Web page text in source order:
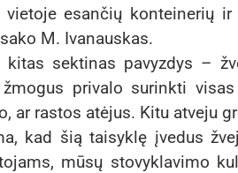
vietoje esančių konteinerių
M. Ivanauskas.
kitas sektinas pavyzdys –
privalo surinkti
ar rastos atėjus. Kitu atveju
kad šią taisyklę įvedus
mūsų stovyklavimo